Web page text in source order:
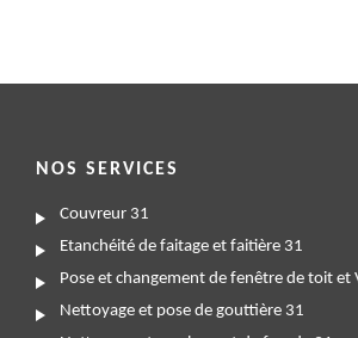
NOS SERVICES
Couvreur 31
Etanchéité de faitage et faitière 31
Pose et changement de fenêtre de toit et
Nettoyage et pose de gouttière 31